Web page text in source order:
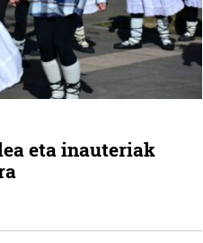
eta inauteriak